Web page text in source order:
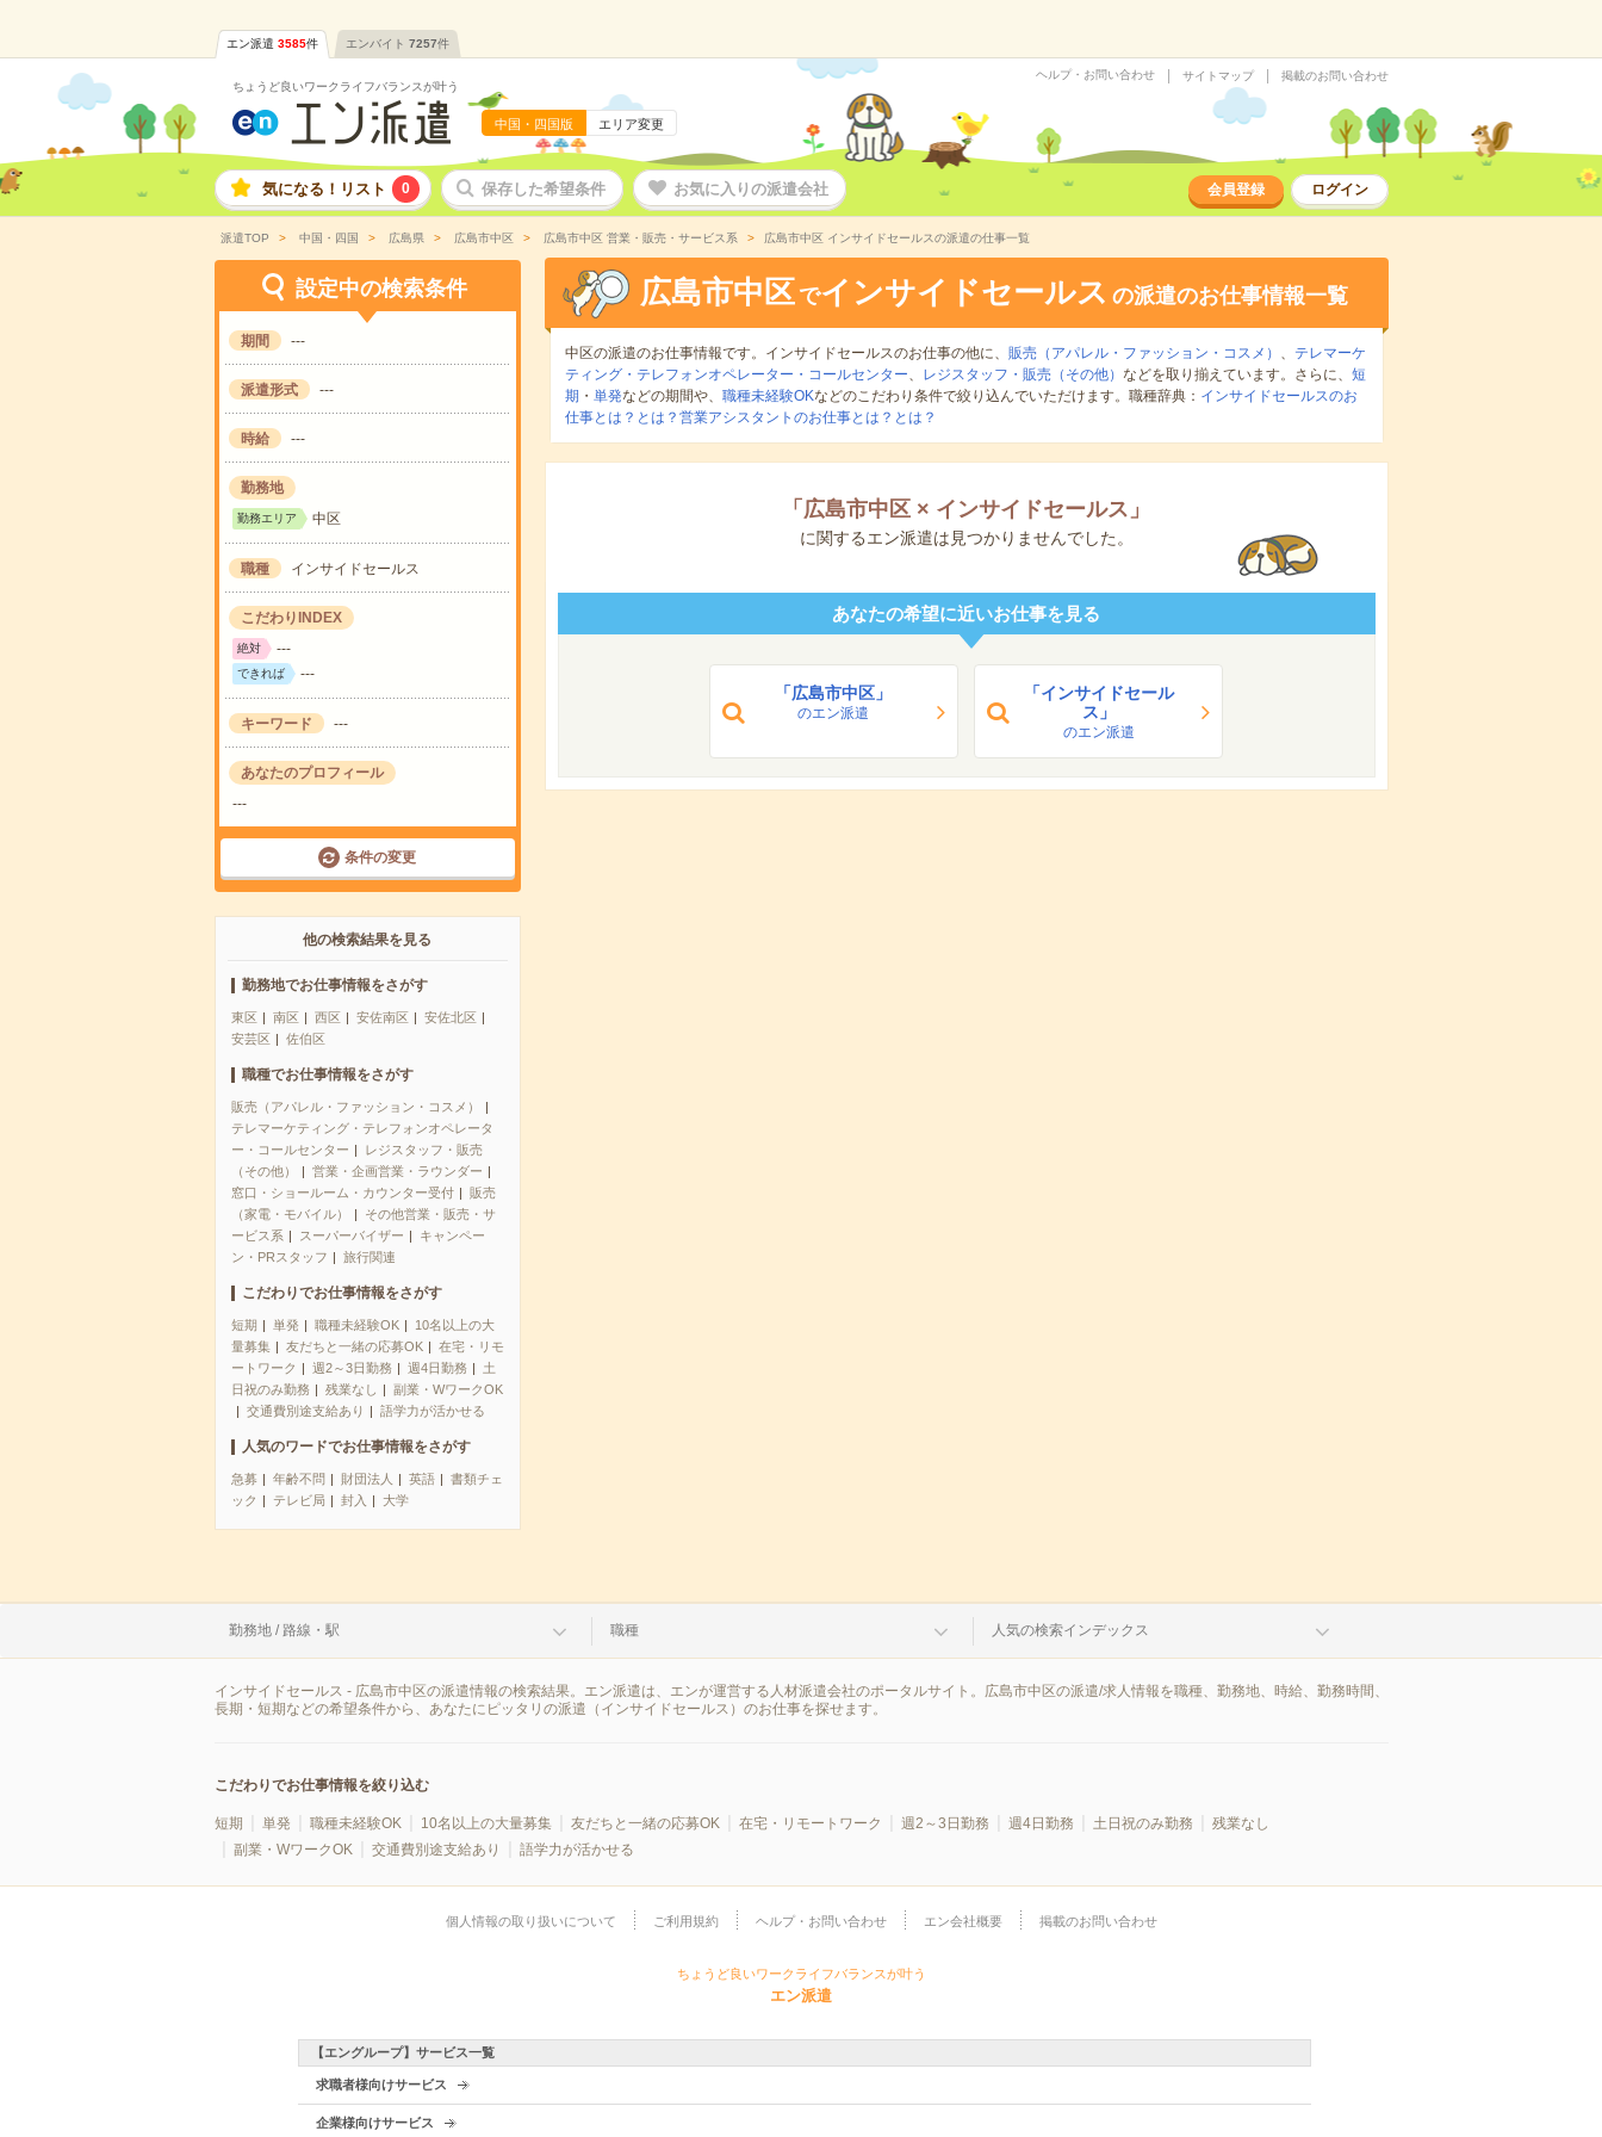
エン派遣 3585件 エンバイト 7257件
ちょうど良いワークライフバランスが叶う
中国・四国版 エリア変更
ヘルプ・お問い合わせ サイトマップ 掲載のお問い合わせ
気になる！リスト 0 保存した希望条件 お気に入りの派遣会社 会員登録 ログイン
派遣TOP 中国・四国 広島県 広島市中区 広島市中区 営業・販売・サービス系 広島市中区 インサイドセールスの派遣の仕事一覧
設定中の検索条件
期間 ---
派遣形式 ---
時給 ---
勤務地
勤務エリア 中区
職種 インサイドセールス
こだわりINDEX
絶対 ---
できれば ---
キーワード ---
あなたのプロフィール
---
条件の変更
他の検索結果を見る
勤務地でお仕事情報をさがす
東区 南区 西区 安佐南区
安佐北区
安芸区
佐伯区
職種でお仕事情報をさがす
販売（アパレル・ファッション・コスメ）
テレマーケティング・テレフォンオペレータ
ー・コールセンター
レジスタッフ・販売
（その他）
営業・企画営業・ラウンダー
窓口・ショールーム・カウンター受付
販売
（家電・モバイル）
その他営業・販売・サ
ービス系
スーパーバイザー
キャンペー
ン・PRスタッフ
旅行関連
こだわりでお仕事情報をさがす
短期 単発 職種未経験OK
10名以上の大
量募集
友だちと一緒の応募OK
在宅・リモ
ートワーク
週2～3日勤務 週4日勤務
土
日祝のみ勤務
残業なし
副業・WワークOK
交通費別途支給あり
語学力が活かせる
人気のワードでお仕事情報をさがす
急募 年齢不問 財団法人 英語
書類チェ
ック
テレビ局 封入 大学
広島市中区 でインサイドセールス の派遣のお仕事情報一覧
中区の派遣のお仕事情報です。インサイドセールスのお仕事の他に、 販売（アパレル・ファッション・コスメ） 、
テレマーケ
ティング・テレフォンオペレーター・コールセンター、 レジスタッフ・販売（その他） などを取り揃えています。さらに、 短
期 ・ 単発などの期間や、 職種未経験OKなどのこだわり条件で絞り込んでいただけます。職種辞典： インサイドセールスのお
仕事とは？とは？ 営業アシスタントのお仕事とは？とは？
「 広島市中区 × インサイドセールス 」
に関するエン派遣は見つかりませんでした。
あなたの希望に近いお仕事を見る
「広島市中区」
のエン派遣
「インサイドセール
ス」
のエン派遣
勤務地 / 路線・駅 職種 人気の検索インデックス
インサイドセールス - 広島市中区の派遣情報の検索結果。エン派遣は、エンが運営する人材派遣会社のポータルサイト。広島市中区の派遣/求人情報を職種、勤務地、時給、勤務時間、
長期・短期などの希望条件から、あなたにピッタリの派遣（インサイドセールス）のお仕事を探せます。
こだわりでお仕事情報を絞り込む
短期 単発 職種未経験OK 10名以上の大量募集 友だちと一緒の応募OK 在宅・リモートワーク 週2～3日勤務 週4日勤務 土日祝のみ勤務
残業なし
副業・WワークOK
交通費別途支給あり 語学力が活かせる
個人情報の取り扱いについて ご利用規約 ヘルプ・お問い合わせ エン会社概要 掲載のお問い合わせ
ちょうど良いワークライフバランスが叶う
エン派遣
【エングループ】サービス一覧
求職者様向けサービス
企業様向けサービス